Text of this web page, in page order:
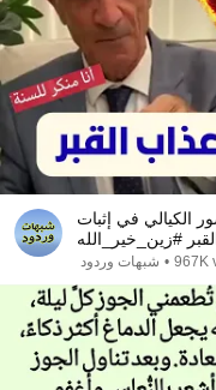
الكيالي في إثبات
#زين_خير_الله
شبهات وردود • 967K